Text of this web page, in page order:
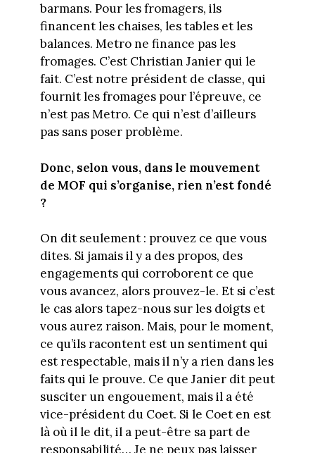
barmans. Pour les fromagers, ils
financent les chaises, les tables et les
balances. Metro ne finance pas les
fromages. C’est Christian Janier qui le
fait. C’est notre président de classe, qui
fournit les fromages pour l’épreuve, ce
n’est pas Metro. Ce qui n’est d’ailleurs
pas sans poser problème.
Donc, selon vous, dans le mouvement
de MOF qui s’organise, rien n’est fondé
?
On dit seulement : prouvez ce que vous
dites. Si jamais il y a des propos, des
engagements qui corroborent ce que
vous avancez, alors prouvez-le. Et si c’est
le cas alors tapez-nous sur les doigts et
vous aurez raison. Mais, pour le moment,
ce qu’ils racontent est un sentiment qui
est respectable, mais il n’y a rien dans les
faits qui le prouve. Ce que Janier dit peut
susciter un engouement, mais il a été
vice-président du Coet. Si le Coet en est
là où il le dit, il a peut-être sa part de
responsabilité… Je ne peux pas laisser